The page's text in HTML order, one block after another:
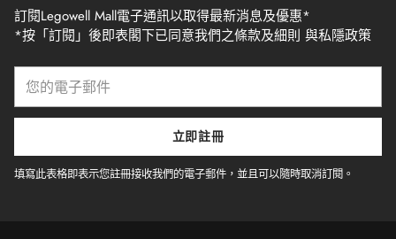
訂閱Legowell Mall電子通訊以取得最新消息及優惠*
*按「訂閱」後即表閣下已同意我們之條款及細則 與私隱政策
電
郵
件
立即註冊
填寫此表格即表示您註冊接收我們的電子郵件，並且可以隨時取消訂閱。